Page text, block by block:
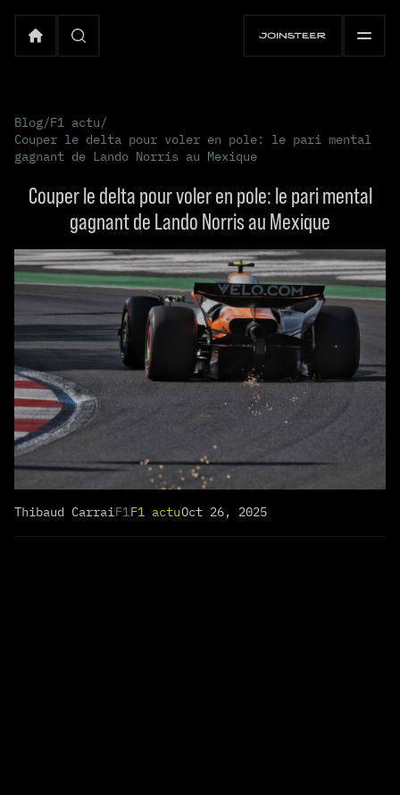
Blog/F1 actu/
Couper le delta pour voler en pole: le pari mental
gagnant de Lando Norris au Mexique
Couper le delta pour voler en pole: le pari mental
gagnant de Lando Norris au Mexique
Thibaud CarraiF1F1 actuOct 26, 2025